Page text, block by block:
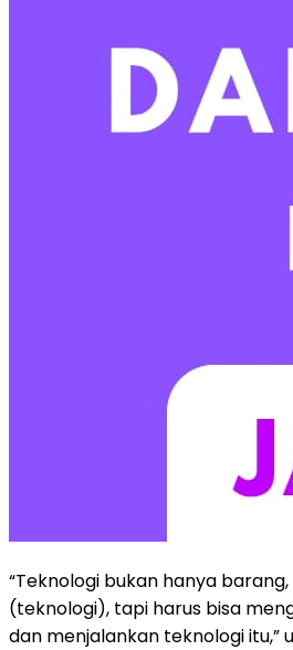
“Teknologi bukan hanya
(teknologi), tapi harus bisa
dan menjalankan teknologi itu,”